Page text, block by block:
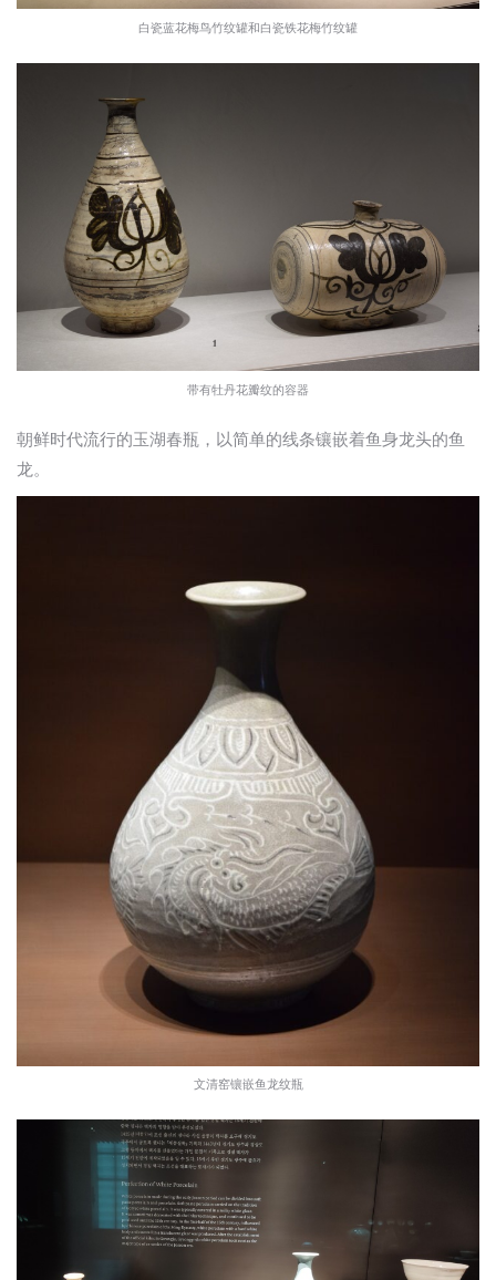
白瓷蓝花梅鸟竹纹罐和白瓷铁花梅竹纹罐
带有牡丹花瓣纹的容器
朝鲜时代流行的玉湖春瓶，以简单的线条镶嵌着鱼身龙头的鱼
龙。
文清窑镶嵌鱼龙纹瓶